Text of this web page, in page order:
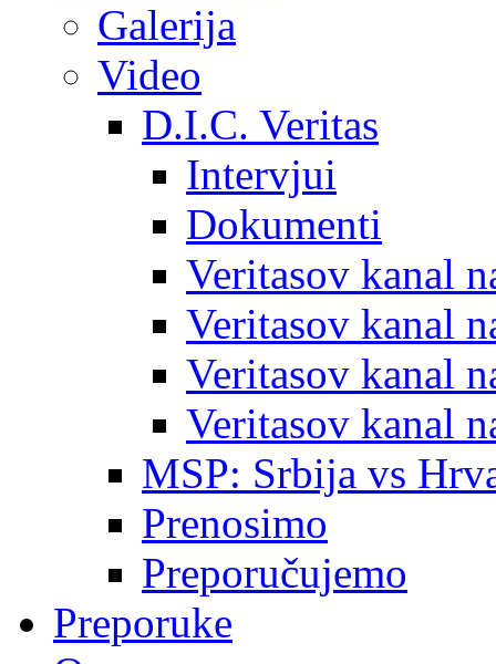
Galerija
Video
D.I.C. Veritas
Intervjui
Dokumenti
Veritasov kanal
Veritasov kanal
Veritasov kanal
Veritasov kanal
MSP: Srbija vs
Prenosimo
Preporučujemo
Preporuke